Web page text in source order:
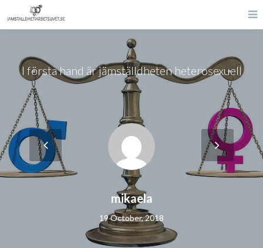
I första hand är jämställdheten heterosexuell
mikaela
19 October, 2018